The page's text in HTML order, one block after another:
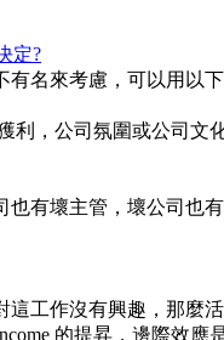
定?
名來考慮，可以用以
利，公司氛圍或公司文
也有壞主管，壞公司也
工作沒有興趣，那麼
的提昇，邊際效應